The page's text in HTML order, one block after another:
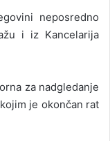
neposredno
i iz Kancelarija
za nadgledanje
je okončan rat